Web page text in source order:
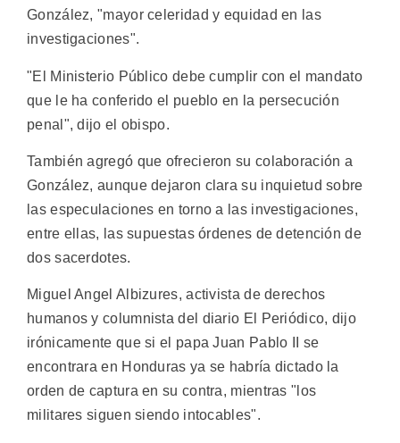
González, "mayor celeridad y equidad en las
investigaciones".
"El Ministerio Público debe cumplir con el mandato
que le ha conferido el pueblo en la persecución
penal", dijo el obispo.
También agregó que ofrecieron su colaboración a
González, aunque dejaron clara su inquietud sobre
las especulaciones en torno a las investigaciones,
entre ellas, las supuestas órdenes de detención de
dos sacerdotes.
Miguel Angel Albizures, activista de derechos
humanos y columnista del diario El Periódico, dijo
irónicamente que si el papa Juan Pablo II se
encontrara en Honduras ya se habría dictado la
orden de captura en su contra, mientras "los
militares siguen siendo intocables".